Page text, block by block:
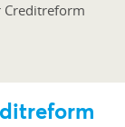
Creditreform